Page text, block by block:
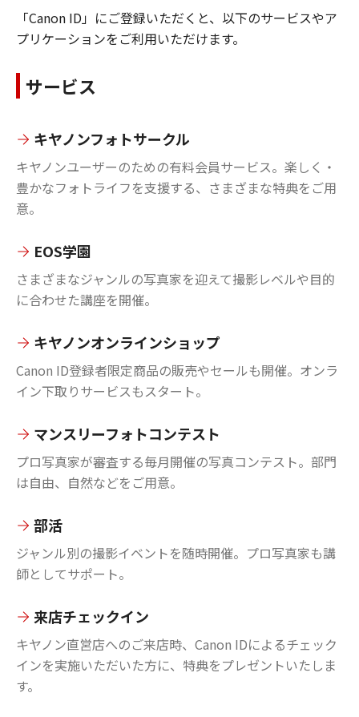
「Canon ID」にご登録いただくと、以下のサービスやア
プリケーションをご利用いただけます。
サービス
キヤノンフォトサークル
キヤノンユーザーのための有料会員サービス。楽しく・
豊かなフォトライフを支援する、さまざまな特典をご用
意。
EOS学園
さまざまなジャンルの写真家を迎えて撮影レベルや目的
に合わせた講座を開催。
キヤノンオンラインショップ
Canon ID登録者限定商品の販売やセールも開催。オンラ
イン下取りサービスもスタート。
マンスリーフォトコンテスト
プロ写真家が審査する毎月開催の写真コンテスト。部門
は自由、自然などをご用意。
部活
ジャンル別の撮影イベントを随時開催。プロ写真家も講
師としてサポート。
来店チェックイン
キヤノン直営店へのご来店時、Canon IDによるチェック
インを実施いただいた方に、特典をプレゼントいたしま
す。